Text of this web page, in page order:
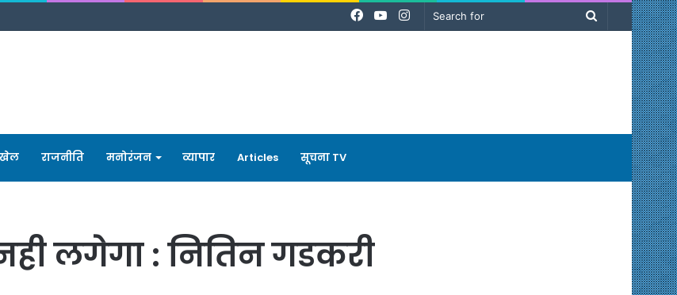
Search
Instagram
YouTube
Facebook
खेल राजनीति मनोरंजन व्यापार Articles सूचना TV
लगेगा : नितिन गडकरी